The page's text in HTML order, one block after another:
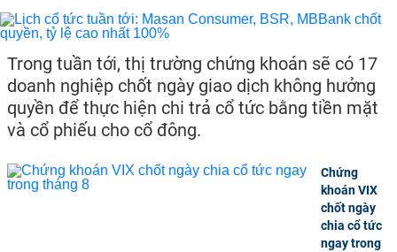
Trong tuần tới, thị trường chứng khoán sẽ có 17
doanh nghiệp chốt ngày giao dịch không hưởng
quyền để thực hiện chi trả cổ tức bằng tiền mặt
và cổ phiếu cho cổ đông.
Chứng
khoán VIX
chốt ngày
chia cổ tức
ngay trong